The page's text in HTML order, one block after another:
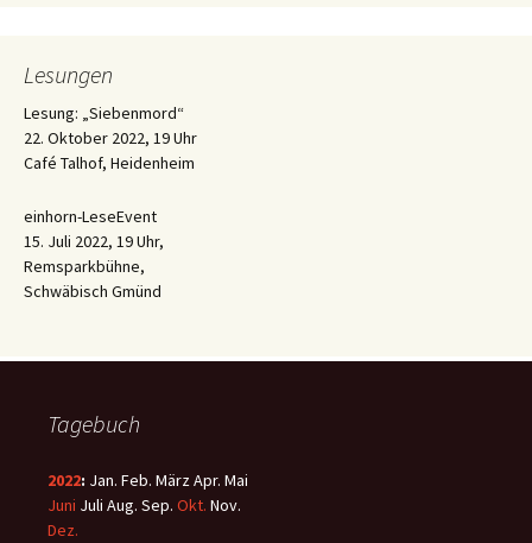
Lesungen
Lesung: „Siebenmord“
22. Oktober 2022, 19 Uhr
Café Talhof, Heidenheim
einhorn-LeseEvent
15. Juli 2022, 19 Uhr,
Remsparkbühne,
Schwäbisch Gmünd
Tagebuch
2022: Jan. Feb. MärzApr. Mai
Juni Juli Aug. Sep. Okt. Nov.
Dez.